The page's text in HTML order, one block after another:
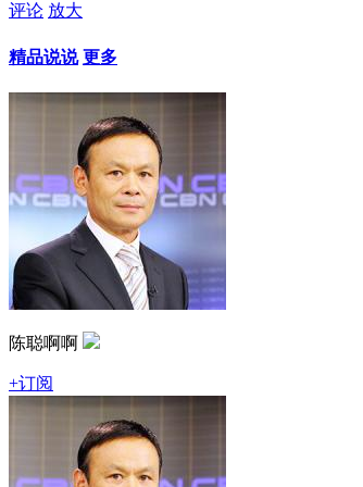
评论 放大
精品说说 更多
陈聪啊啊
+订阅